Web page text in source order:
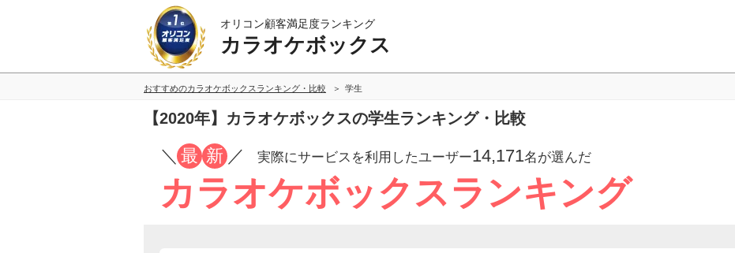
オリコン顧客満足度ランキング
カラオケボックス
おすすめのカラオケボックスランキング・比較 学生
【2020年】カラオケボックスの学生ランキング・比較
／ 最 新 ／ 実際にサービスを利用したユーザー14,171名が選んだ
カラオケボックスランキング